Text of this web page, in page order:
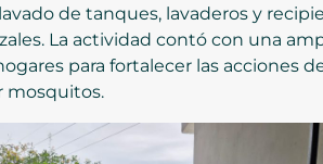
de tanques, lavaderos y
La actividad contó con una
para fortalecer las acciones
mosquitos.